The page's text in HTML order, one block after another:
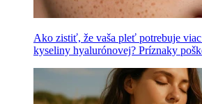
Ako zistiť, že vaša pleť potrebuje
kyseliny hyalurónovej? Príznaky